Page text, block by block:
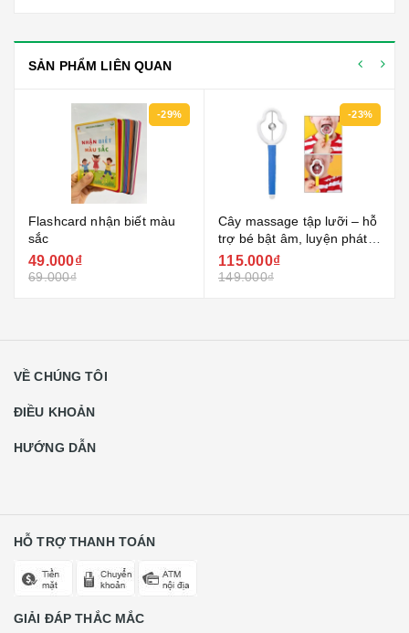
SẢN PHẨM LIÊN QUAN
-29%
Flashcard nhận biết màu
sắc
49.000₫
69.000₫
-23%
Cây massage tập lưỡi – hỗ
trợ bé bật âm, luyện phát
âm rõ hơn
115.000₫
149.000₫
VỀ CHÚNG TÔI
ĐIỀU KHOẢN
HƯỚNG DẪN
HỖ TRỢ THANH TOÁN
GIẢI ĐÁP THẮC MẮC